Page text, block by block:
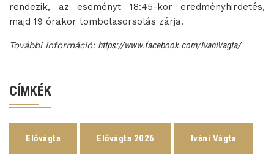
rendezik, az eseményt 18:45-kor eredményhirdetés,
majd 19 órakor tombolasorsolás zárja.
További információ: https://www.facebook.com/IvaniVagta/
CÍMKÉK
Elővágta Elővágta 2026 Iváni Vágta